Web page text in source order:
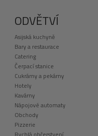
ODVĚTVÍ
Asijská kuchyně
Bary a restaurace
Catering
Čerpací stanice
Cukrárny a pekárny
Hotely
Kavárny
Nápojové automaty
Obchody
Pizzerie
Rychlá občerstvení